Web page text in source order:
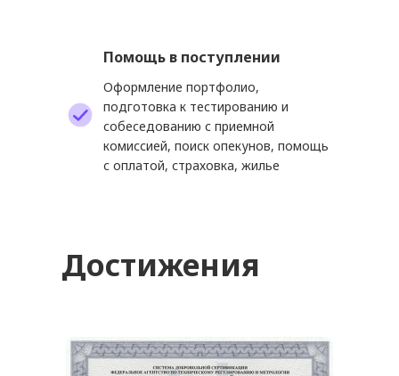
Помощь в поступлении
Оформление портфолио,
подготовка к тестированию и
собеседованию с приемной
комиссией, поиск опекунов, помощь
с оплатой, страховка, жилье
Достижения